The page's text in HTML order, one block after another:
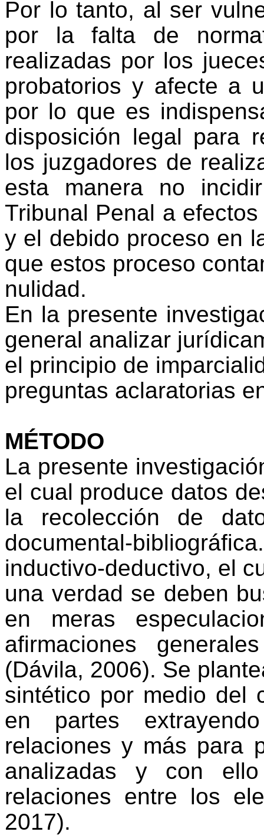
Por lo tanto, al ser
por la falta de
realizadas por los
probatorios y afecte a
por lo que es
disposición legal para
los juzgadores de
esta manera no
Tribunal Penal a
y el debido proceso en
que estos proceso
nulidad.
En la presente
general analizar
el principio de
preguntas aclaratorias
MÉTODO
La presente
el cual produce datos
la recolección de
documental-
inductivo-deductivo, el
una verdad se deben
en meras
afirmaciones
(Dávila, 2006). Se
sintético por medio del
en partes
relaciones y más para
analizadas y con
relaciones entre los
2017).